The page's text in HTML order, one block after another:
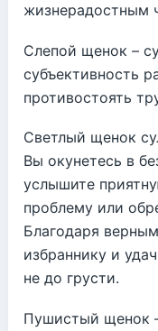
жизнерадостным
Слепой щенок –
субъективность
противостоять
Светлый щенок
Вы окунетесь в
услышите
проблему или
Благодаря
избраннику и
не до грусти.
Пушистый щенок